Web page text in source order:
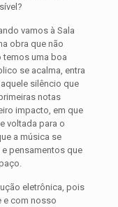
vamos à Sala
obra que não
temos uma boa
se acalma, entra
silêncio que
notas
impacto, em que
voltada para o
a música se
pensamentos que
eletrônica, pois
e com nosso